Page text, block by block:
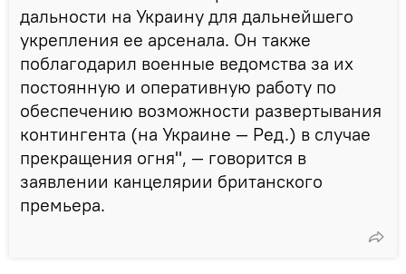
дальности на Украину для дальнейшего
укрепления ее арсенала. Он также
поблагодарил военные ведомства за их
постоянную и оперативную работу по
обеспечению возможности развертывания
контингента (на Украине — Ред.) в случае
прекращения огня", — говорится в
заявлении канцелярии британского
премьера.